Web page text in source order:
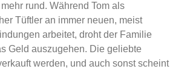
rund. Während Tom als
Tüftler an immer neuen, meist
arbeitet, droht der Familie
Geld auszugehen. Die geliebte
werden, und auch sonst scheint